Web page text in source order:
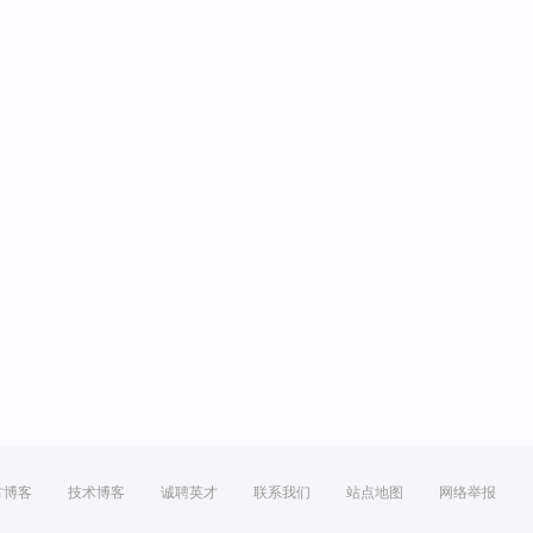
博客 技术博客 诚聘英才 联系我们 站点地图 网络举报